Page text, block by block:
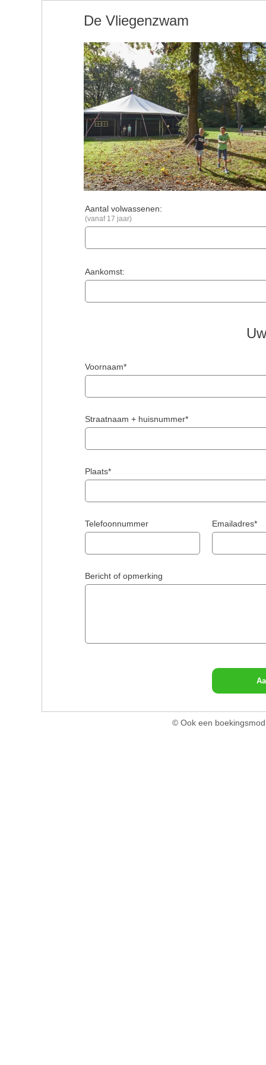
De Vliegenzwam
Aantal volwassenen:
(vanaf 17 jaar)
Aankomst:
Voornaam*
Straatnaam + huisnummer*
Plaats*
Telefoonnummer Emailadres*
Bericht of opmerking
© Ook een